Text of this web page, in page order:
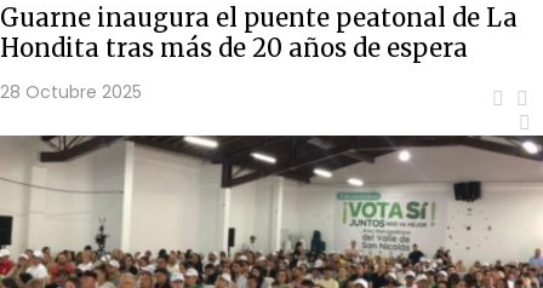
Guarne inaugura el puente peatonal de La
Hondita tras más de 20 años de espera
28 Octubre 2025